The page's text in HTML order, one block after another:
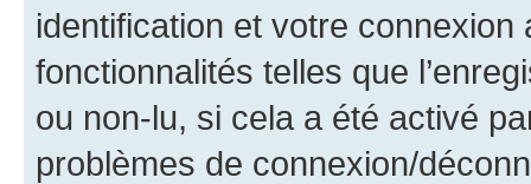
identification et votre
fonctionnalités telles que
ou non-lu, si cela a été activé
problèmes de connexion/